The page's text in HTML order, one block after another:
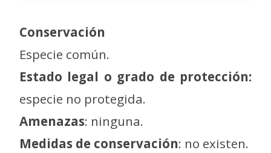
Conservación
Especie común.
Estado legal o grado de protección:
especie no protegida.
Amenazas: ninguna.
Medidas de conservación: no existen.